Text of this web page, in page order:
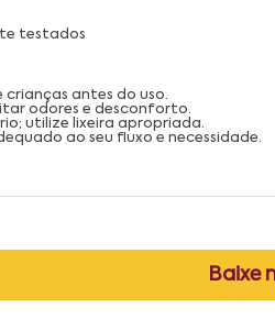
testados
antes do uso.
odores e desconforto.
utilize lixeira apropriada.
ao seu fluxo e necessidade.
Baixe